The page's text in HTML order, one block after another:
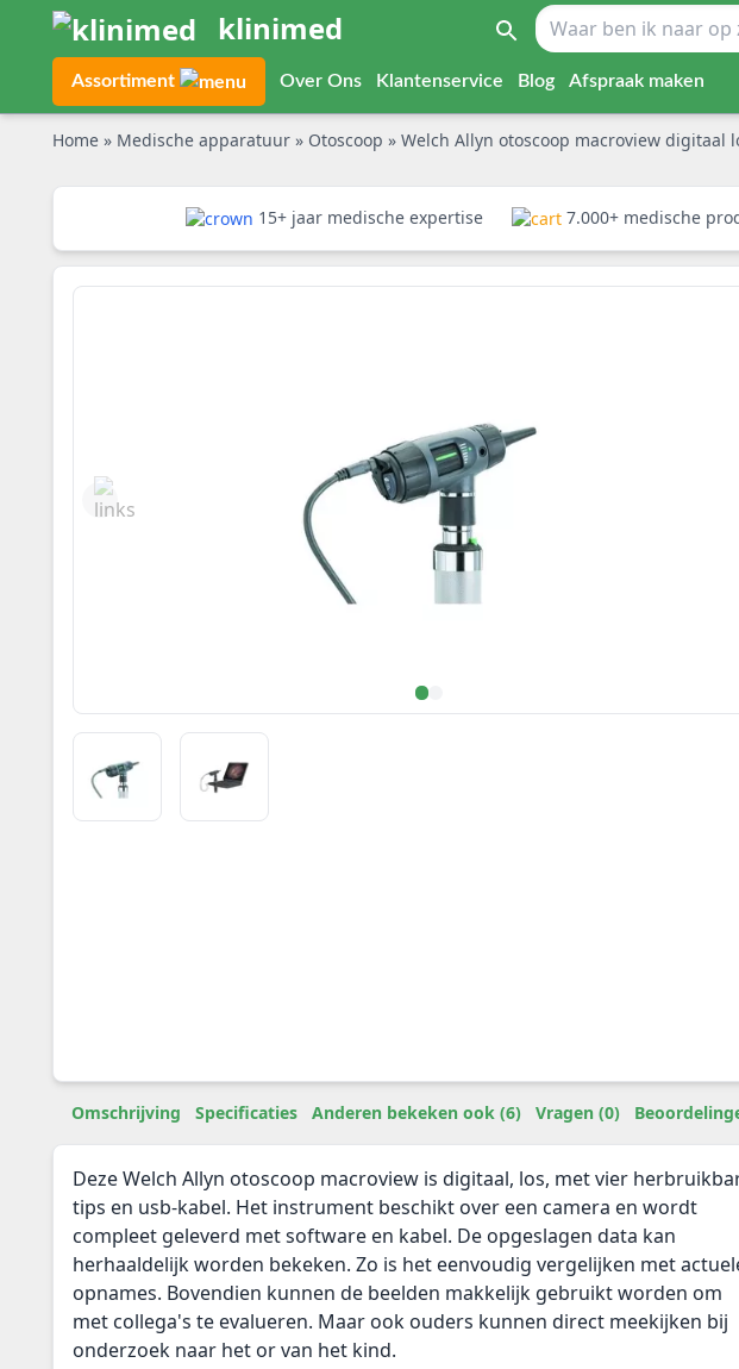
klinimed
Assortiment Over Ons Klantenservice Blog Afspraak maken
Home » Medische apparatuur » Otoscoop » Welch Allyn otoscoop macroview digitaal los met 4
15+ jaar medische expertise 7.000+ medische
Omschrijving Specificaties Anderen bekeken ook (6) Vragen (0)
Deze Welch Allyn otoscoop macroview is digitaal, los, met vier
tips en usb-kabel. Het instrument beschikt over een camera en wordt
compleet geleverd met software en kabel. De opgeslagen data kan
herhaaldelijk worden bekeken. Zo is het eenvoudig vergelijken met
opnames. Bovendien kunnen de beelden makkelijk gebruikt worden om
met collega's te evalueren. Maar ook ouders kunnen direct meekijken bij
onderzoek naar het or van het kind.